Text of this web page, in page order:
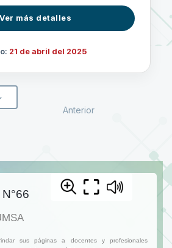
Ver más detalles
21 de abril del 2025
Anterior